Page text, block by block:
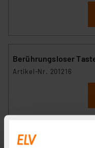
Berührungsloser
Artikel-Nr. 201216
Akku-Lade-Controller